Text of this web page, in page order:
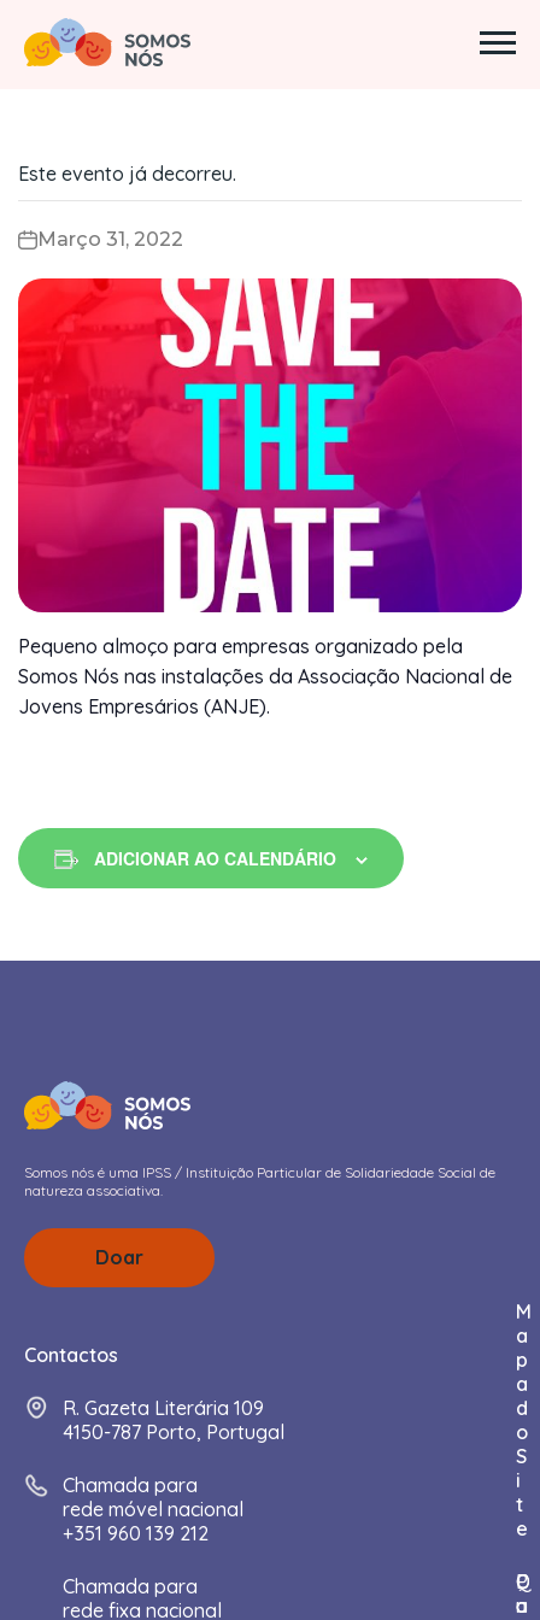
Este evento já decorreu.
Março 31, 2022
Pequeno almoço para empresas organizado pela
Somos Nós nas instalações da Associação Nacional de
Jovens Empresários (ANJE).
ADICIONAR AO CALENDÁRIO
Somos nós é uma IPSS / Instituição Particular de Solidariedade Social de
natureza associativa.
Doar
Contactos
R. Gazeta Literária 109
4150-787 Porto, Portugal
Chamada para
rede móvel nacional
+351 960 139 212
Chamada para
rede fixa nacional
M
a
p
a
d
o
S
i
t
e
I
n
Q
u
P
a
C
o
D
o